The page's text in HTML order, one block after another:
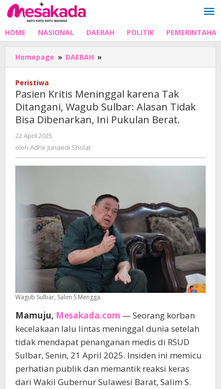
Lewati
ke
HOME NASIONAL DAERAH POLITIK
Homepage » DAERAH »
Kritis
Tak
Ditangani,
Wagub
Bisa
Berat.
Peristiwa
Pasien Kritis Meninggal karena Tak
Ditangani, Wagub Sulbar: Alasan Tidak
Bisa Dibenarkan, Ini Pukulan Berat.
22 April 2025
Adhe
oleh Adhe Junaedi Sholat
Wagub Sulbar, Salim S Mengga.
Mamuju, Mesakada.com — Seorang korban
kecelakaan lalu lintas meninggal dunia setelah
tidak mendapat penanganan medis di RSUD
Sulbar, Senin, 21 April 2025. Insiden ini memicu
perhatian publik dan memantik reaksi keras
dari Wakil Gubernur Sulawesi Barat, Salim S.